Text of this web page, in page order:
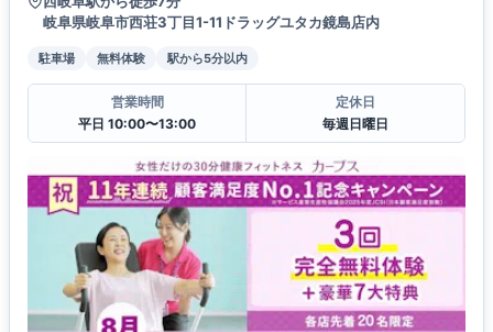
岐阜県岐阜市西荘3丁目1-11ドラッグユタカ鏡島店内
駐車場 無料体験 駅から5分以内
営業時間
平日 10:00〜13:00
定休日
毎週日曜日